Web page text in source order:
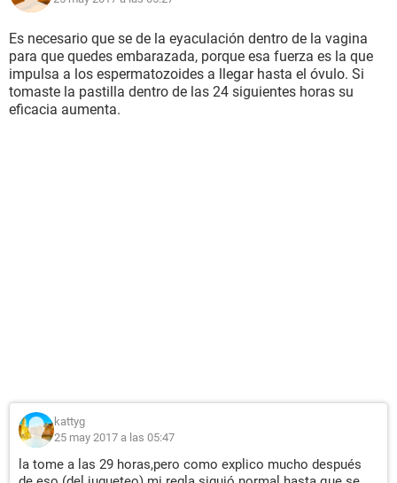
Es necesario que se de la eyaculación dentro de la vagina
para que quedes embarazada, porque esa fuerza es la que
impulsa a los espermatozoides a llegar hasta el óvulo. Si
tomaste la pastilla dentro de las 24 siguientes horas su
eficacia aumenta.
kattyg
25 may 2017 a las 05:47
la tome a las 29 horas,pero como explico mucho después